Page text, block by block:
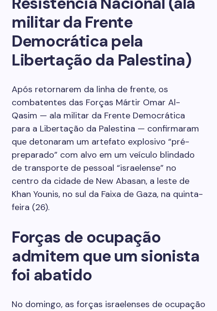
militar da Frente
Democrática pela
Libertação da Palestina)
Após retornarem da linha de frente, os
combatentes das Forças Mártir Omar Al-
Qasim — ala militar da Frente Democrática
para a Libertação da Palestina — confirmaram
que detonaram um artefato explosivo “pré-
preparado” com alvo em um veículo blindado
de transporte de pessoal “israelense” no
centro da cidade de New Abasan, a leste de
Khan Younis, no sul da Faixa de Gaza, na quinta-
feira (26).
Forças de ocupação
admitem que um sionista
foi abatido
No domingo, as forças israelenses de ocupação